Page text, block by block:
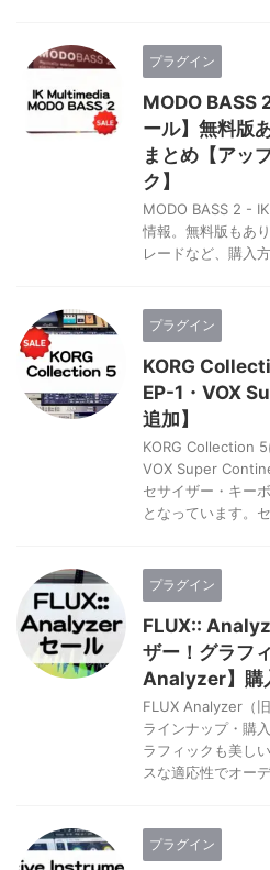
プラグイン
MODO BASS
ール】無料版
まとめ【アッ
ク】
MODO BASS 2 -
情報。無料版もあ
レードなど、購入
プラグイン
KORG
EP-1・VOX
追加】
KORG Collection 5
VOX Super
セサイザー・キー
となっています。
プラグイン
FLUX::
ザー！グラフ
Analyzer】購
FLUX Analyzer（
ラインナップ・購
ラフィックも美し
スな適応性でオーデ
プラグイン